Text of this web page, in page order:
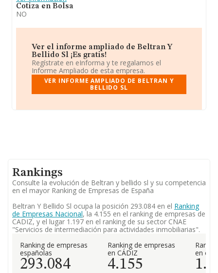
Cotiza en Bolsa
NO
Ver el informe ampliado de Beltran Y
Bellido Sl ¡Es gratis!
Regístrate en eInforma y te regalamos el
Informe Ampliado de esta empresa.
VER INFORME AMPLIADO DE BELTRAN Y
BELLIDO SL
Rankings
Consulte la evolución de Beltran y bellido sl y su competencia
en el mayor Ranking de Empresas de España
Beltran Y Bellido Sl ocupa la posición 293.084 en el Ranking
de Empresas Nacional, la 4.155 en el ranking de empresas de
CADIZ, y el lugar 1.197 en el ranking de su sector CNAE
"Servicios de intermediación para actividades inmobiliarias".
Ranking de empresas
españolas
293.084
Ranking de empresas
en CÁDIZ
4.155
en el